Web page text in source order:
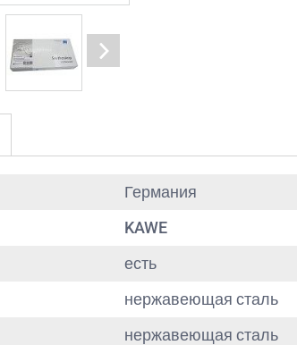
Германия
KAWE
есть
нержавеющая сталь
нержавеющая сталь